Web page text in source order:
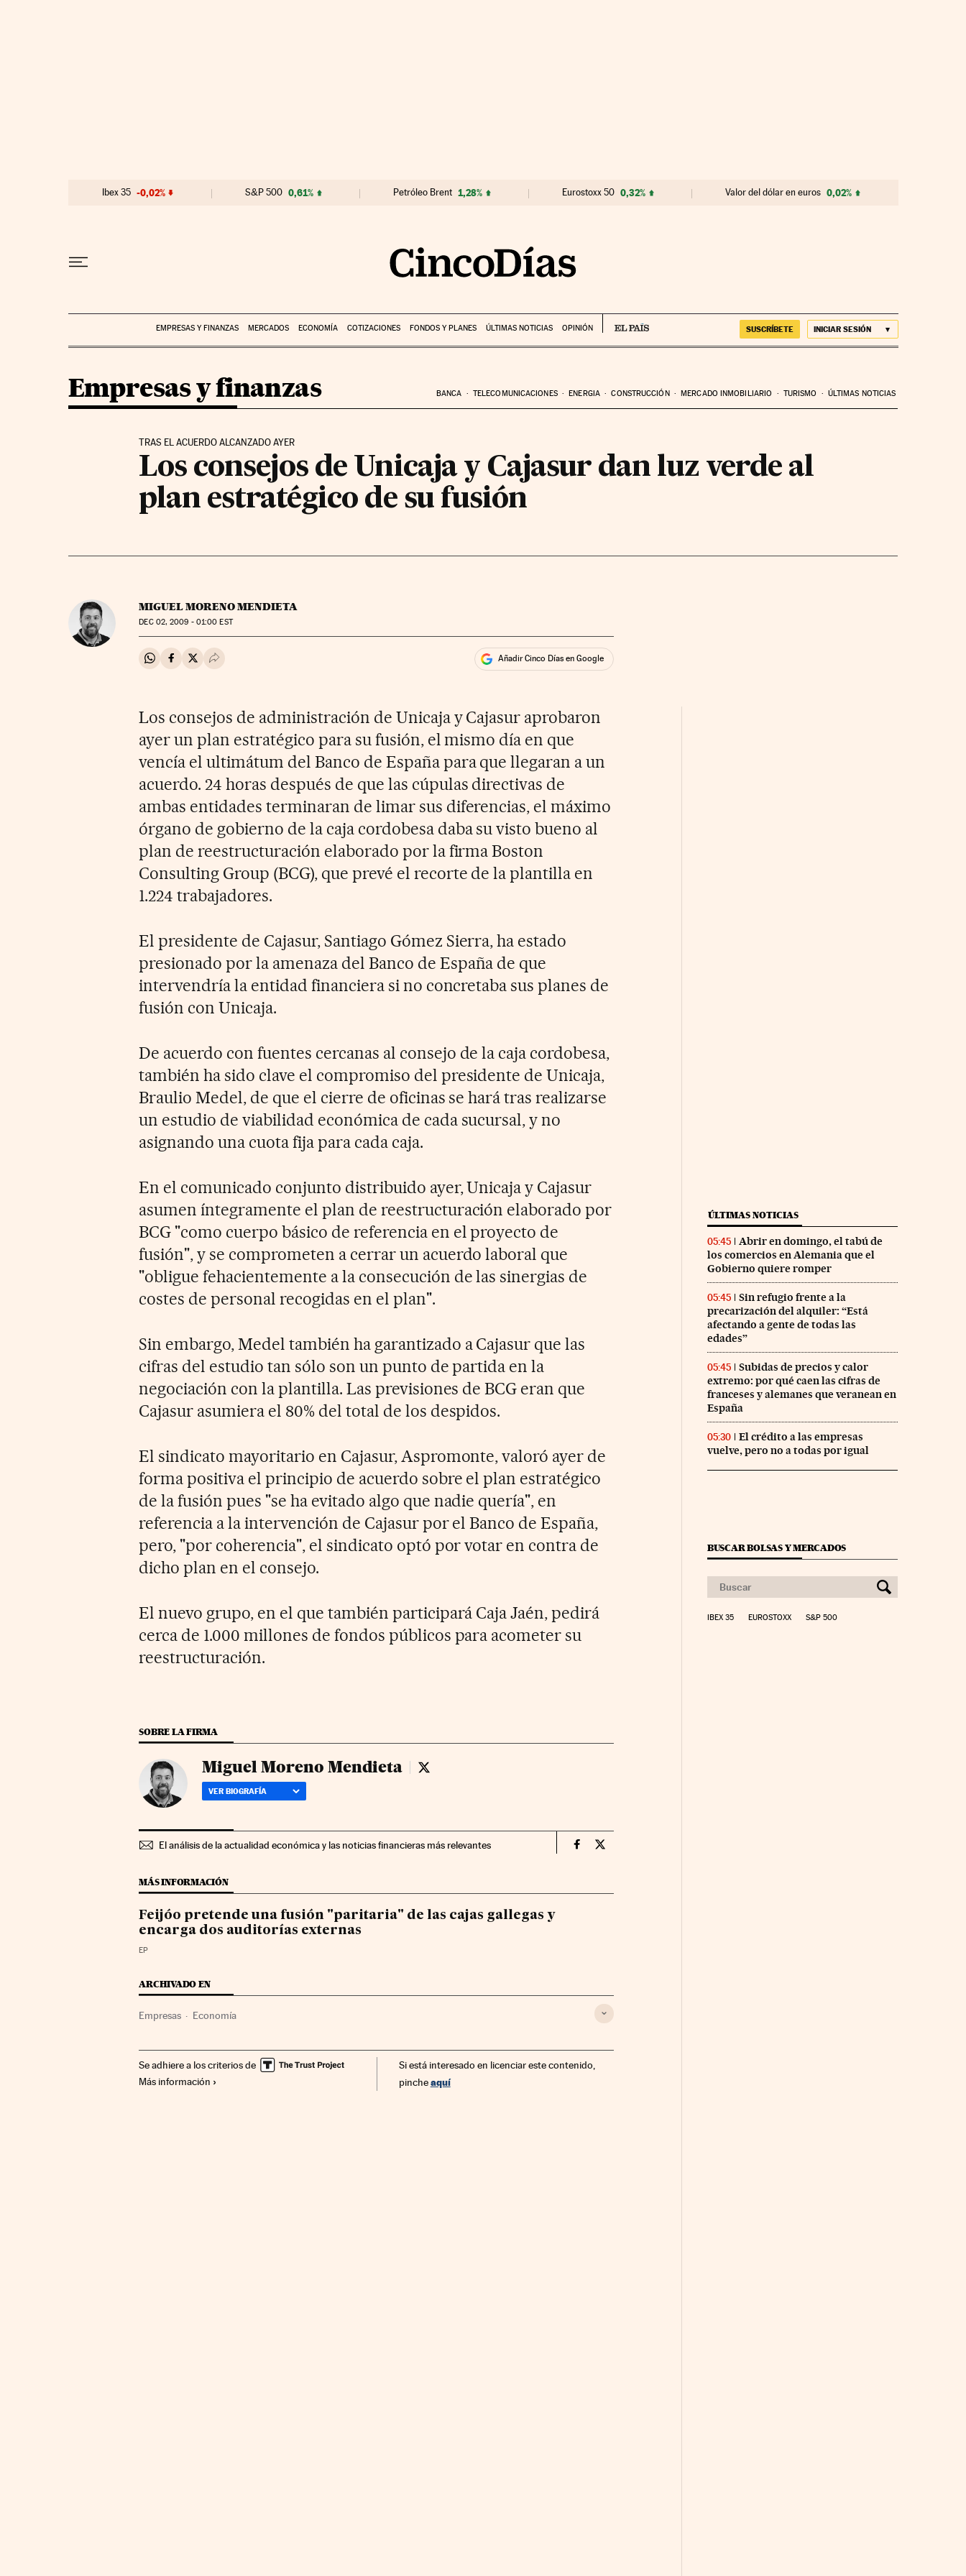
Ibex 35 -0,02% S&P 500 0,61% Petróleo Brent 1,28% Eurostoxx 50 0,32% Valor del dólar en euros 0,02%
EMPRESAS Y FINANZAS MERCADOS ECONOMÍA COTIZACIONES FONDOS Y PLANES ÚLTIMAS NOTICIAS OPINIÓN SUSCRÍBETE INICIAR SESIÓN
Empresas y finanzas BANCA TELECOMUNICACIONES ENERGIA CONSTRUCCIÓN MERCADO INMOBILIARIO TURISMO ÚLTIMAS NOTICIAS
TRAS EL ACUERDO ALCANZADO AYER
Los consejos de Unicaja y Cajasur dan luz verde al
plan estratégico de su fusión
MIGUEL MORENO MENDIETA
DEC02, 2009 - 01:00 EST
Compartir en Whatsapp
Compartir en Facebook
Compartir en Twitter
Desplegar Redes Sociales Añadir Cinco Días en Google
Los consejos de administración de Unicaja y Cajasur aprobaron
ayer un plan estratégico para su fusión, el mismo día en que
vencía el ultimátum del Banco de España para que llegaran a un
acuerdo. 24 horas después de que las cúpulas directivas de
ambas entidades terminaran de limar sus diferencias, el máximo
órgano de gobierno de la caja cordobesa daba su visto bueno al
plan de reestructuración elaborado por la firma Boston
Consulting Group (BCG), que prevé el recorte de la plantilla en
1.224 trabajadores.
El presidente de Cajasur, Santiago Gómez Sierra, ha estado
presionado por la amenaza del Banco de España de que
intervendría la entidad financiera si no concretaba sus planes de
fusión con Unicaja.
De acuerdo con fuentes cercanas al consejo de la caja cordobesa,
también ha sido clave el compromiso del presidente de Unicaja,
Braulio Medel, de que el cierre de oficinas se hará tras realizarse
un estudio de viabilidad económica de cada sucursal, y no
asignando una cuota fija para cada caja.
En el comunicado conjunto distribuido ayer, Unicaja y Cajasur
asumen íntegramente el plan de reestructuración elaborado por
BCG "como cuerpo básico de referencia en el proyecto de
fusión", y se comprometen a cerrar un acuerdo laboral que
"obligue fehacientemente a la consecución de las sinergias de
costes de personal recogidas en el plan".
Sin embargo, Medel también ha garantizado a Cajasur que las
cifras del estudio tan sólo son un punto de partida en la
negociación con la plantilla. Las previsiones de BCG eran que
Cajasur asumiera el 80% del total de los despidos.
El sindicato mayoritario en Cajasur, Aspromonte, valoró ayer de
forma positiva el principio de acuerdo sobre el plan estratégico
de la fusión pues "se ha evitado algo que nadie quería", en
referencia a la intervención de Cajasur por el Banco de España,
pero, "por coherencia", el sindicato optó por votar en contra de
dicho plan en el consejo.
El nuevo grupo, en el que también participará Caja Jaén, pedirá
cerca de 1.000 millones de fondos públicos para acometer su
reestructuración.
SOBRE LA FIRMA
Miguel Moreno Mendieta Miguel Moreno Mendieta - twitter
VER BIOGRAFÍA
El análisis de la actualidad económica y las noticias financieras más relevantes Companias Cinco Días en Facebook
Companias Cinco Días en Twitter
MÁS INFORMACIÓN
Feijóo pretende una fusión "paritaria" de las cajas gallegas y
encarga dos auditorías externas
EP
ARCHIVADO EN
Empresas Economía
Se adhiere a los criterios de
Más información
Si está interesado en licenciar este contenido,
pincheaquí
ÚLTIMAS NOTICIAS
05:45
Abrir en domingo, el tabú de
los comercios en Alemania que el
Gobierno quiere romper
05:45
Sin refugio frente a la
precarización del alquiler: “Está
afectando a gente de todas las
edades”
05:45
Subidas de precios y calor
extremo: por qué caen las cifras de
franceses y alemanes que veranean en
España
05:30
El crédito a las empresas
vuelve, pero no a todas por igual
BUSCAR BOLSAS Y MERCADOS
IBEX 35 EUROSTOXX S&P 500